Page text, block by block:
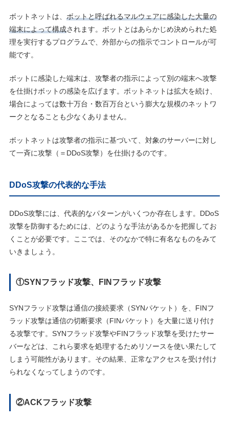
ボットネットは、 ボットと呼ばれるマルウェアに感染した大量の
端末によって構成されます。ボットとはあらかじめ決められた処
理を実行するプログラムで、外部からの指示でコントロールが可
能です。
ボットに感染した端末は、攻撃者の指示によって別の端末へ攻撃
を仕掛けボットの感染を広げます。ボットネットは拡大を続け、
場合によっては数十万台・数百万台という膨大な規模のネットワ
ークとなることも少なくありません。
ボットネットは攻撃者の指示に基づいて、対象のサーバーに対し
て一斉に攻撃（＝DDoS攻撃）を仕掛けるのです。
DDoS攻撃の代表的な手法
DDoS攻撃には、代表的なパターンがいくつか存在します。DDoS
攻撃を防御するためには、どのような手法があるかを把握してお
くことが必要です。ここでは、そのなかで特に有名なものをみて
いきましょう。
①SYNフラッド攻撃、FINフラッド攻撃
SYNフラッド攻撃は通信の接続要求（SYNパケット）を、FINフ
ラッド攻撃は通信の切断要求（FINパケット）を大量に送り付け
る攻撃です。SYNフラッド攻撃やFINフラッド攻撃を受けたサー
バーなどは、これら要求を処理するためリソースを使い果たして
しまう可能性があります。その結果、正常なアクセスを受け付け
られなくなってしまうのです。
②ACKフラッド攻撃